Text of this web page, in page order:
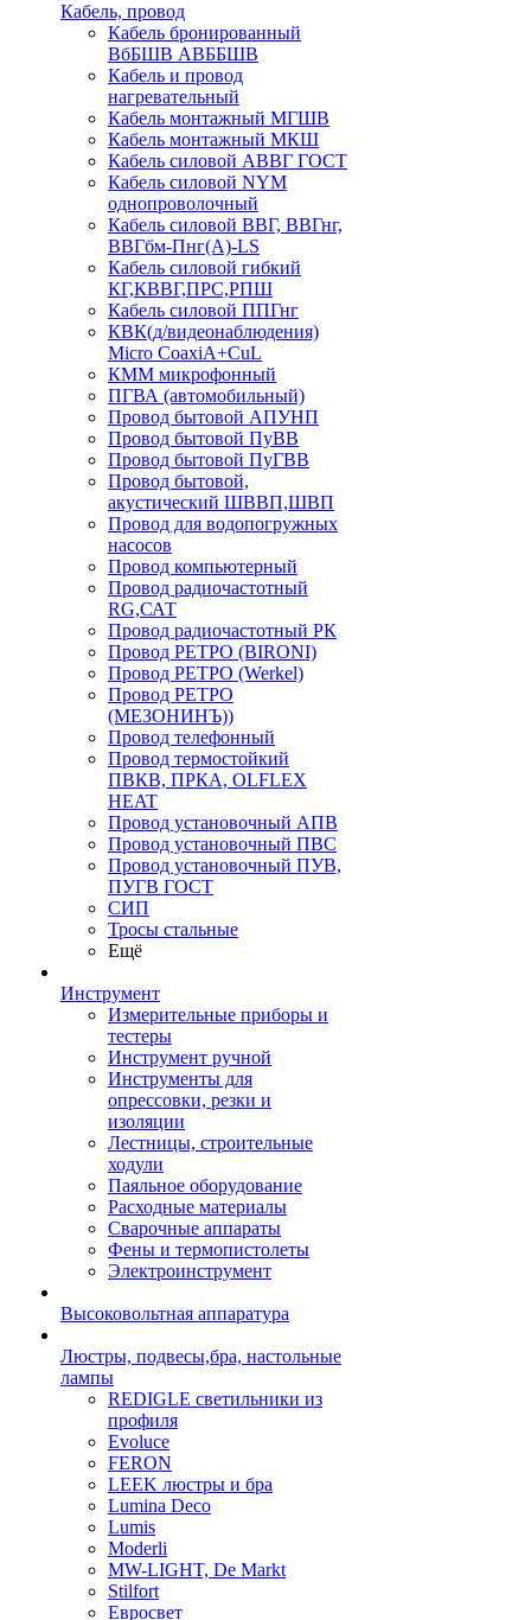
Кабель, провод
Кабель бронированный
ВбБШВ АВББШВ
Кабель и провод
нагревательный
Кабель монтажный МГШВ
Кабель монтажный МКШ
Кабель силовой АВВГ ГОСТ
Кабель силовой NYM
однопроволочный
Кабель силовой ВВГ, ВВГнг,
ВВГбм-Пнг(А)-LS
Кабель силовой гибкий
КГ,КВВГ,ПРС,РПШ
Кабель силовой ППГнг
КВК(д/видеонаблюдения)
Micro CoaxiA+CuL
КММ микрофонный
ПГВА (автомобильный)
Провод бытовой АПУНП
Провод бытовой ПуВВ
Провод бытовой ПуГВВ
Провод бытовой,
акустический ШВВП,ШВП
Провод для водопогружных
насосов
Провод компьютерный
Провод радиочастотный
RG,САТ
Провод радиочастотный РК
Провод РЕТРО (BIRONI)
Провод РЕТРО (Werkel)
Провод РЕТРО
(МЕЗОНИНЪ))
Провод телефонный
Провод термостойкий
ПВКВ, ПРКА, OLFLEX
HEAT
Провод установочный АПВ
Провод установочный ПВС
Провод установочный ПУВ,
ПУГВ ГОСТ
СИП
Тросы стальные
Ещё
Инструмент
Измерительные приборы и
тестеры
Инструмент ручной
Инструменты для
опрессовки, резки и
изоляции
Лестницы, строительные
ходули
Паяльное оборудование
Расходные материалы
Сварочные аппараты
Фены и термопистолеты
Электроинструмент
Высоковольтная аппаратура
Люстры, подвесы,бра, настольные
лампы
REDIGLE светильники из
профиля
Evoluce
FERON
LEEK люстры и бра
Lumina Deco
Lumis
Moderli
MW-LIGHT, De Markt
Stilfort
Евросвет